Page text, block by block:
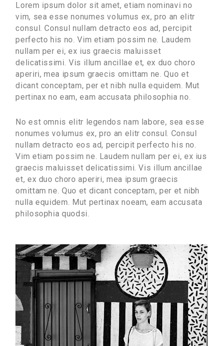
Lorem ipsum dolor sit amet, etiam nominavi no
vim, sea esse nonumes volumus ex, pro an elitr
consul. Consul nullam detracto eos ad, percipit
perfecto his no. Vim etiam possim ne. Laudem
nullam per ei, ex ius graecis maluisset
delicatissimi. Vis illum ancillae et, ex duo choro
aperiri, mea ipsum graecis omittam ne. Quo et
dicant conceptam, per et nibh nulla equidem. Mut
pertinax no eam, eam accusata philosophia no.
No est omnis elitr legendos nam labore, sea esse
nonumes volumus ex, pro an elitr consul. Consul
nullam detracto eos ad, percipit perfecto his no.
Vim etiam possim ne. Laudem nullam per ei, ex ius
graecis maluisset delicatissimi. Vis illum ancillae
et, ex duo choro aperiri, mea ipsum graecis
omittam ne. Quo et dicant conceptam, per et nibh
nulla equidem. Mut pertinax noeam, eam accusata
philosophia quodsi.